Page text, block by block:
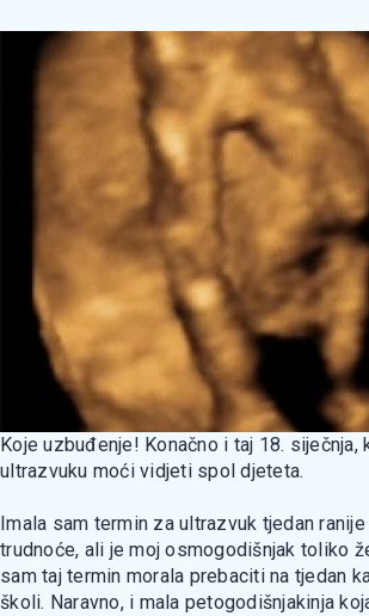
Koje uzbuđenje! Konačno i taj 18. siječnja,
ultrazvuku moći vidjeti spol djeteta.
Imala sam termin za ultrazvuk tjedan
trudnoće, ali je moj osmogodišnjak toliko
sam taj termin morala prebaciti na tjedan
školi. Naravno, i mala petogodišnjakinja